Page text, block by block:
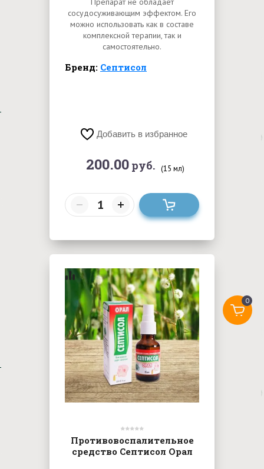
сосудосуживающим эффектом. Его
можно использовать как в составе
комплексной терапии, так и
самостоятельно.
Бренд: Септисол
Добавить в избранное
200.00руб. (15 мл)
Противовоспалительное
средство Септисол Орал
0